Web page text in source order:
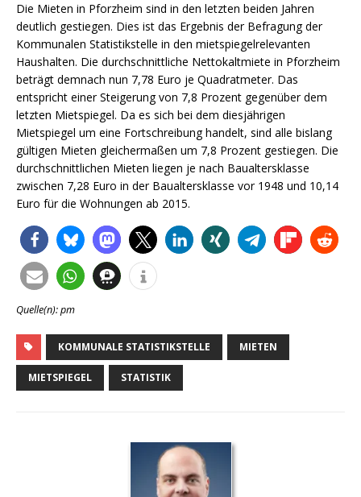
Die Mieten in Pforzheim sind in den letzten beiden Jahren
deutlich gestiegen. Dies ist das Ergebnis der Befragung der
Kommunalen Statistikstelle in den mietspiegelrelevanten
Haushalten. Die durchschnittliche Nettokaltmiete in Pforzheim
beträgt demnach nun 7,78 Euro je Quadratmeter. Das
entspricht einer Steigerung von 7,8 Prozent gegenüber dem
letzten Mietspiegel. Da es sich bei dem diesjährigen
Mietspiegel um eine Fortschreibung handelt, sind alle bislang
gültigen Mieten gleichermaßen um 7,8 Prozent gestiegen. Die
durchschnittlichen Mieten liegen je nach Baualtersklasse
zwischen 7,28 Euro in der Baualtersklasse vor 1948 und 10,14
Euro für die Wohnungen ab 2015.
Quelle(n): pm
KOMMUNALE STATISTIKSTELLE MIETEN
MIETSPIEGEL STATISTIK